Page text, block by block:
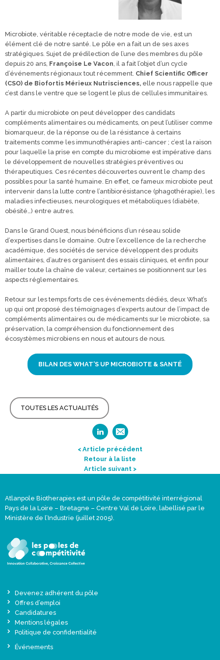
Microbiote, véritable réceptacle de notre mode de vie, est un
élément clé de notre santé. Le pôle en a fait un de ses axes
stratégiques. Sujet de prédilection de l’une des membres du pôle
depuis 20 ans, Françoise Le Vacon, il a fait l’objet d’un cycle
d’événements régionaux tout récemment. Chief Scientific Officer
(CSO) de Biofortis Mérieux Nutrisciences, elle nous rappelle que
c’est dans le ventre que se logent le plus de cellules immunitaires.
A partir du microbiote on peut développer des candidats
compléments alimentaires ou médicaments, on peut l’utiliser comme
biomarqueur, de la réponse ou de la résistance à certains
traitements comme les immunothérapies anti-cancer ; c’est la raison
pour laquelle la prise en compte du microbiome est impérative dans
le développement de nouvelles stratégies préventives ou
thérapeutiques. Ces récentes découvertes ouvrent le champ des
possibles pour la santé humaine. En effet, ce fameux microbiote peut
intervenir dans la lutte contre l’antibiorésistance (phagothérapie), les
maladies infectieuses, neurologiques et métaboliques (diabète,
obésité…) entre autres.
Dans le Grand Ouest, nous bénéficions d’un réseau solide
d’expertises dans le domaine. Outre l’excellence de la recherche
académique, des sociétés de service développent des produits
alimentaires, d’autres organisent des essais cliniques, et enfin pour
mailler toute la chaîne de valeur, certaines se positionnent sur les
aspects réglementaires.
Retour sur les temps forts de ces événements dédiés, deux What’s
up qui ont proposé des témoignages d’experts autour de l’impact de
compléments alimentaires ou de médicaments sur le microbiote, sa
préservation, la compréhension du fonctionnement des
écosystèmes microbiens en nous et autours de nous.
BILAN DES WHAT’S UP MICROBIOTE & SANTÉ
TOUTES LES ACTUALITÉS
< Article précédent
Retour à la liste
Article suivant >
Atlanpole Biotherapies est un pôle de compétitivité interrégional
Pays de la Loire – Bretagne – Centre Val de Loire, labellisé par le
Ministère de l’Industrie (juillet 2005).
Devenez adhérent du pôle
Offres d’emploi
Candidatures
Mentions légales
Politique de confidentialité
Événements